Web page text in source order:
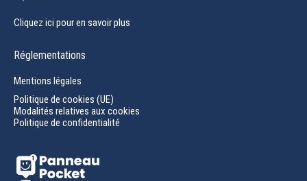
Cliquez ici pour en savoir plus
Réglementations
Mentions légales
Politique de cookies (UE)
Modalités relatives aux cookies
Politique de confidentialité